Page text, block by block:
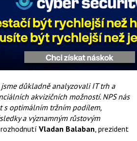
důkladně analyzovali IT trh a
akvizičních možností. NPS nás
s optimálním tržním podílem,
a významným růstovým
Vladan Balaban, prezident